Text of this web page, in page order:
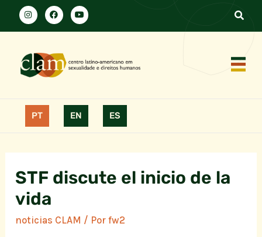
PT EN ES
STF discute el inicio de la
vida
noticias CLAM / Porfw2